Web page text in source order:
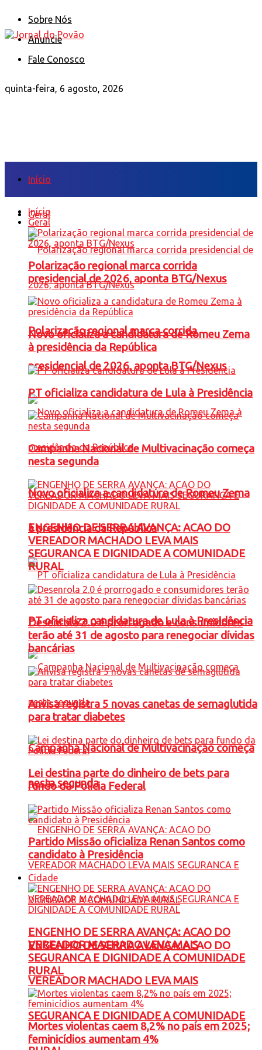
Sobre Nós
Anuncie
Fale Conosco
quinta-feira, 6 agosto, 2026
Início
Geral
Polarização regional marca corrida
presidencial de 2026, aponta BTG/Nexus
Novo oficializa a candidatura de Romeu Zema
à presidência da República
PT oficializa candidatura de Lula à Presidência
Campanha Nacional de Multivacinação começa
nesta segunda
ENGENHO DE SERRA AVANÇA: ACAO DO
VEREADOR MACHADO LEVA MAIS
SEGURANCA E DIGNIDADE A COMUNIDADE
Início
Geral
Polarização regional marca corrida
presidencial de 2026, aponta BTG/Nexus
Novo oficializa a candidatura de Romeu Zema
à presidência da República
PT oficializa candidatura de Lula à Presidência
Campanha Nacional de Multivacinação começa
nesta segunda
ENGENHO DE SERRA AVANÇA: ACAO DO
VEREADOR MACHADO LEVA MAIS
SEGURANCA E DIGNIDADE A COMUNIDADE
RURAL
Desenrola 2.0 é prorrogado e consumidores
terão até 31 de agosto para renegociar dívidas
bancárias
Anvisa registra 5 novas canetas de semaglutida
para tratar diabetes
Lei destina parte do dinheiro de bets para
fundo da Polícia Federal
Partido Missão oficializa Renan Santos como
candidato à Presidência
Cidade
ENGENHO DE SERRA AVANÇA: ACAO DO
VEREADOR MACHADO LEVA MAIS
SEGURANCA E DIGNIDADE A COMUNIDADE
RURAL
Mortes violentas caem 8,2% no país em 2025;
feminicídios aumentam 4%